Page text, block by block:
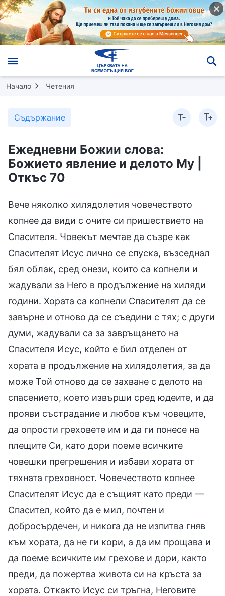
Начало Четения
Съдържание
Ежедневни Божии слова:
Божието явление и делото Му |
Откъс 70
Вече няколко хилядолетия човечеството
копнее да види с очите си пришествието на
Спасителя. Човекът мечтае да съзре как
Спасителят Исус лично се спуска, възседнал
бял облак, сред онези, които са копнели и
жадували за Него в продължение на хиляди
години. Хората са копнели Спасителят да се
завърне и отново да се съедини с тях; с други
думи, жадували са за завръщането на
Спасителя Исус, който е бил отделен от
хората в продължение на хилядолетия, за да
може Той отново да се захване с делото на
спасението, което извърши сред юдеите, и да
прояви състрадание и любов към човеците,
да опрости греховете им и да ги понесе на
плещите Си, като дори поеме всичките
човешки прегрешения и избави хората от
тяхната греховност. Човечеството копнее
Спасителят Исус да е същият като преди —
Спасител, който да е мил, почтен и
добросърдечен, и никога да не изпитва гняв
към хората, да не ги кори, а да им прощава и
да поеме всичките им грехове и дори, както
преди, да пожертва живота си на кръста за
хората. Откакто Исус си тръгна, Неговите